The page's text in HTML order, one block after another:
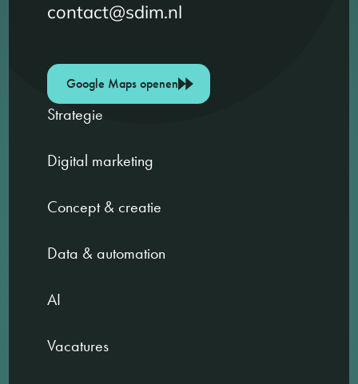
contact@sdim.nl
Google Maps openen
Strategie
Digital marketing
Concept & creatie
Data & automation
AI
Vacatures